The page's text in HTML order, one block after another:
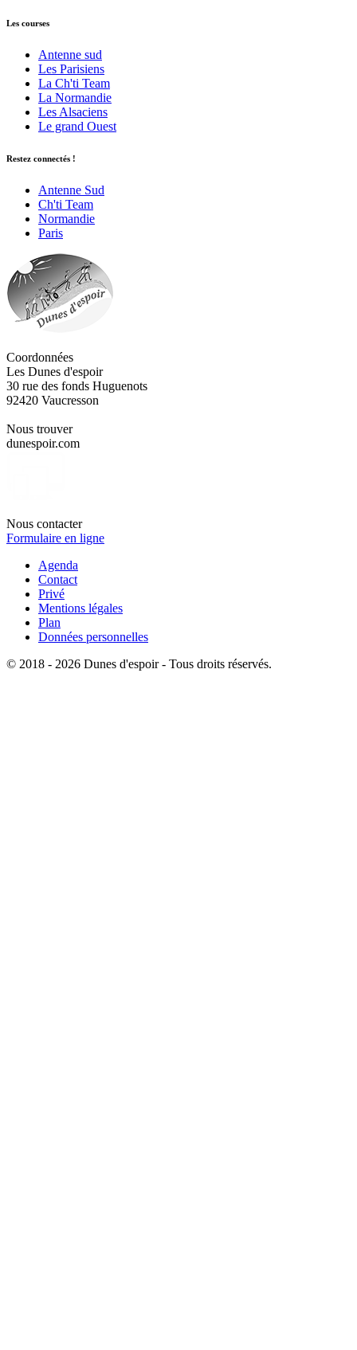
Les courses
Antenne sud
Les Parisiens
La Ch'ti Team
La Normandie
Les Alsaciens
Le grand Ouest
Restez connectés !
Antenne Sud
Ch'ti Team
Normandie
Paris
Coordonnées
Les Dunes d'espoir
30 rue des fonds Huguenots
92420 Vaucresson
Nous trouver
dunespoir.com
Nous contacter
Formulaire en ligne
Agenda
Contact
Privé
Mentions légales
Plan
Données personnelles
© 2018 - 2026 Dunes d'espoir - Tous droits réservés.